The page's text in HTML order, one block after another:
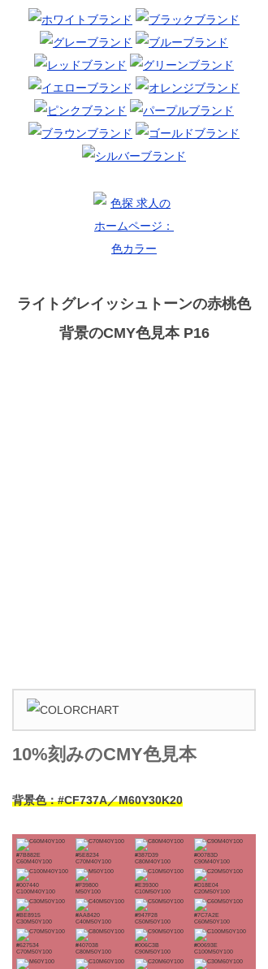
ライトグレイッシュトーンの赤桃色
背景のCMY色見本 P16
10%刻みのCMY色見本
背景色：#CF737A／M60Y30K20
#7B882E
C60M40Y100
#5E8234
C70M40Y100
#387D39
C80M40Y100
#00783D
C90M40Y100
#007440
C100M40Y100
#F39800
M50Y100
#E39300
C10M50Y100
#D18E04
C20M50Y100
#BE8915
C30M50Y100
#AA8420
C40M50Y100
#947F28
C50M50Y100
#7C7A2E
C60M50Y100
#627534
C70M50Y100
#407038
C80M50Y100
#006C3B
C90M50Y100
#00693E
C100M50Y100